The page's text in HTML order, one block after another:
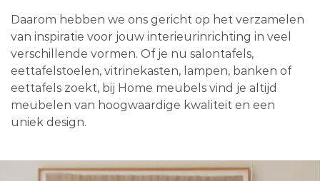
Daarom hebben we ons gericht op het verzamelen
van inspiratie voor jouw interieurinrichting in veel
verschillende vormen. Of je nu salontafels,
eettafelstoelen, vitrinekasten, lampen, banken of
eettafels zoekt, bij Home meubels vind je altijd
meubelen van hoogwaardige kwaliteit en een
uniek design.